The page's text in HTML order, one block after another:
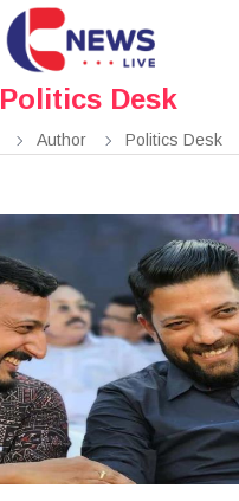
Politics Desk
Author Politics Desk